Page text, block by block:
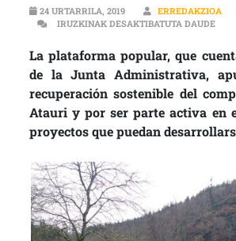
24 URTARRILA, 2019 ERREDAKZIOA
IRUZKINAK DESAKTIBATUTA DAUDELA
La plataforma popular, que
de la Junta Administrativa,
recuperación sostenible del
Atauri y por ser parte activa en
proyectos que puedan